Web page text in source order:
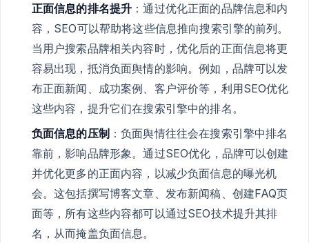
正面信息的排名提升 ：通过优化正面的品牌信息和内
容，SEO可以帮助将这些信息推向搜索引擎的前列。
当用户搜索品牌相关内容时，优化后的正面信息将更
容易出现，抵消负面舆情的影响。例如，品牌可以发
布正面新闻、成功案例、客户评价等，利用SEO优化
这些内容，提升它们在搜索引擎中的排名。
负面信息的压制：负面舆情往往会在搜索引擎中排名
靠前，影响品牌形象。通过SEO优化，品牌可以创建
并优化更多的正面内容，以减少负面信息的曝光机
会。这包括撰写博客文章、发布新闻稿、创建FAQ页
面等，所有这些内容都可以通过SEO技术提升其排
名，从而掩盖负面信息。